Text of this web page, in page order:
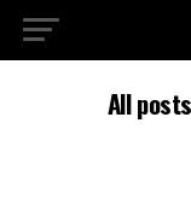
All